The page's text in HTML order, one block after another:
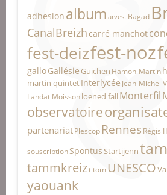
adhesion album arvest Bagad
CanalBreizh carré manchot
fest-deizfest-noz
galloGallésieGuichen Hamon-Martin
martin quintetInterlycée Jean-Michel
Landat Moissonloened fall Monterfil
observatoire
partenariatPlescop Rennes Régis
souscriptionSpontusStartijenn
tammkreiztitomUNESCO
yaouank